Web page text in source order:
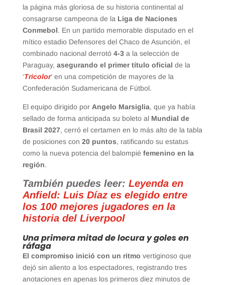
la página más gloriosa de su historia continental al
consagrarse campeona de la Liga de Naciones
Conmebol. En un partido memorable disputado en el
mítico estadio Defensores del Chaco de Asunción, el
combinado nacional derrotó 4-3a la selección de
Paraguay, asegurando el primer título oficial de la
‘Tricolor‘ en una competición de mayores de la
Confederación Sudamericana de Fútbol.
El equipo dirigido por Angelo Marsiglia, que ya había
sellado de forma anticipada su boleto al Mundial de
Brasil 2027, cerró el certamen en lo más alto de la tabla
de posiciones con 20 puntos, ratificando su estatus
como la nueva potencia del balompié femenino en la
región.
También puedes leer: Leyenda en
Anfield: Luis Díaz es elegido entre
los 100 mejores jugadores en la
historia del Liverpool
Una primera mitad de locura y goles en
ráfaga
El compromiso inició con un ritmo vertiginoso que
dejó sin aliento a los espectadores, registrando tres
anotaciones en apenas los primeros diez minutos de